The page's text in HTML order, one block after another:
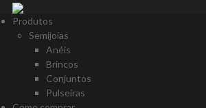
Produtos
Semijoias
Anéis
Brincos
Conjuntos
Pulseiras